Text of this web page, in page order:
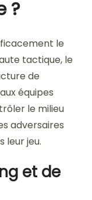
?
le
tactique, le
de
équipes
le milieu
adversaires
leur jeu.
et de